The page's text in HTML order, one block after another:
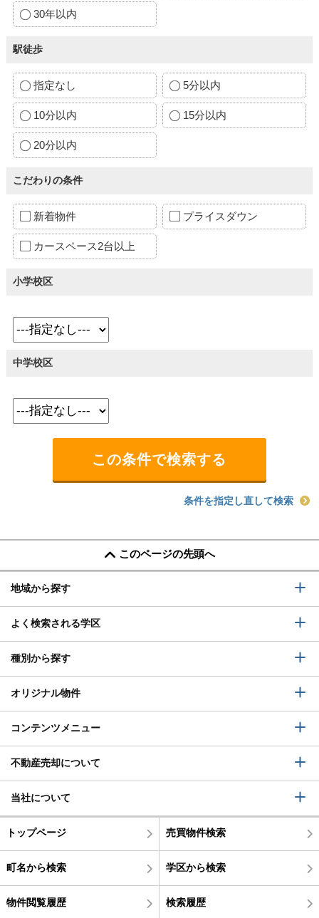
30年以内
駅徒歩
指定なし 5分以内
10分以内 15分以内
20分以内
こだわりの条件
新着物件 プライスダウン
カースペース2台以上
小学校区
中学校区
条件を指定し直して検索
このページの先頭へ
地域から探す
よく検索される学区
種別から探す
オリジナル物件
コンテンツメニュー
不動産売却について
当社について
トップページ 売買物件検索
町名から検索 学区から検索
物件閲覧履歴 検索履歴